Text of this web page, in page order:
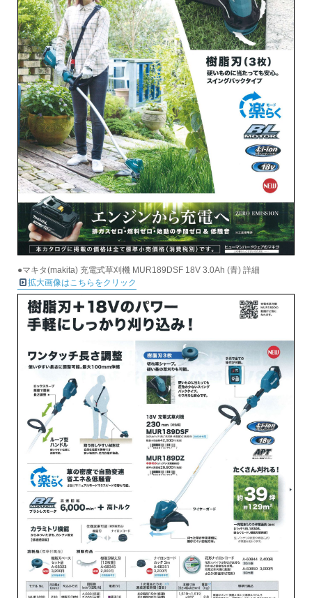
●マキタ(makita) 充電式草刈機 MUR189DSF 18V 3.0Ah (青) 詳細
拡大画像はこちらをクリック